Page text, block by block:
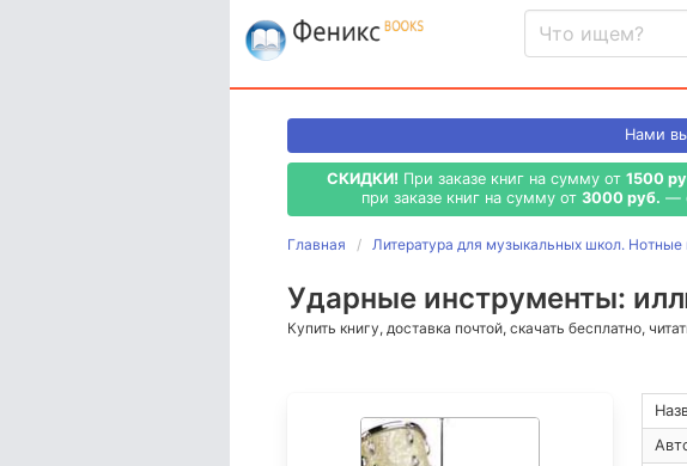
Нами
СКИДКИ! При заказе книг на сумму от 1500
при заказе книг на сумму от 3000 руб. —
Главная Литература для музыкальных школ. Нотные
Ударные инструменты:
Купить книгу, доставка почтой, скачать бесплатно,